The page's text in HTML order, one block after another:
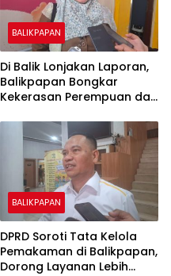
BALIKPAPAN
Di Balik Lonjakan Laporan,
Balikpapan Bongkar
Kekerasan Perempuan dan
BALIKPAPAN
DPRD Soroti Tata Kelola
Pemakaman di Balikpapan,
Dorong Layanan Lebih